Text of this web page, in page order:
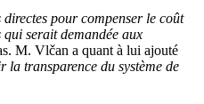
pour compenser le coût
qui serait demandée aux
M. Vlčan a quant à lui ajouté
la transparence du système de